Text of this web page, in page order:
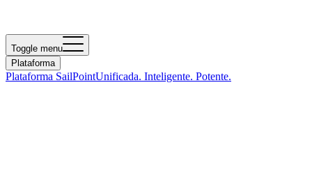
Toggle menu
Plataforma
Plataforma SailPointUnificada. Inteligente. Potente.